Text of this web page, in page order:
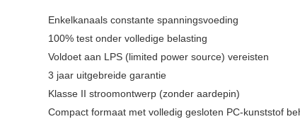
Enkelkanaals constante spanningsvoeding
100% test onder volledige belasting
Voldoet aan LPS (limited power source) vereisten
3 jaar uitgebreide garantie
Klasse II stroomontwerp (zonder aardepin)
Compact formaat met volledig gesloten PC-kunststof